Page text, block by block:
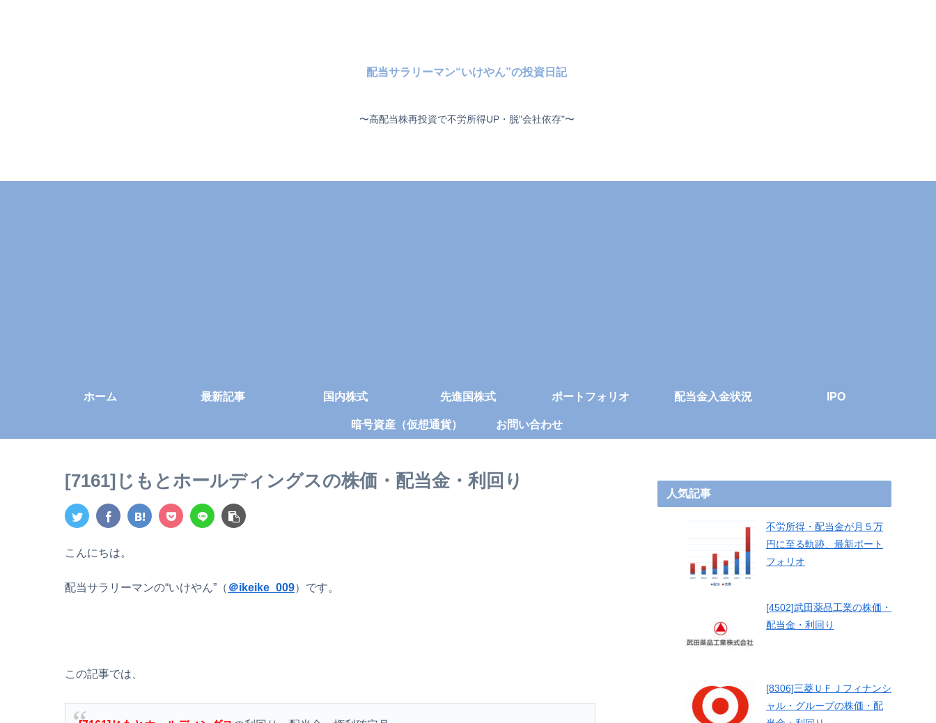
配当サラリーマン“いけやん”の投資日記 ​
〜高配当株再投資で不労所得UP・脱"会社依存"〜 ​
ホーム 最新記事 国内株式 先進国株式 ポートフォリオ 配当金入金状況 IPO
暗号資産（仮想通貨） お問い合わせ
[7161]じもとホールディングスの株価・配当金・利回り
こんにちは。
配当サラリーマンの“いけやん”（ ＠ikeike_009）です。
この記事では、
人気記事
不労所得・配当金が月５万
円に至る軌跡、最新ポート
フォリオ
[4502]武田薬品工業の株価・
配当金・利回り
[8306]三菱ＵＦＪフィナンシ
ャル・グループの株価・配